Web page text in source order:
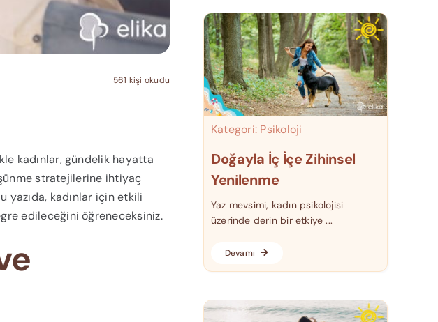
561 kişi okudu
kadınlar, gündelik hayatta
stratejilerine ihtiyaç
yazıda, kadınlar için etkili
edileceğini öğreneceksiniz.
Kategori: Psikoloji
Doğayla İç İçe Zihinsel
Yenilenme
Yaz mevsimi, kadın psikolojisi
üzerinde derin bir etkiye ...
Devamı